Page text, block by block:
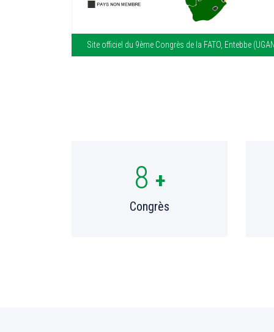
Site officiel du 9ème Congrès de la FATO, Entebbe
8 +
Congrès